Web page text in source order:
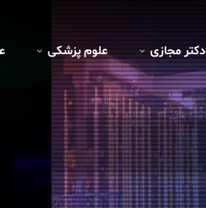
دکتر مجازی علوم پزشکی